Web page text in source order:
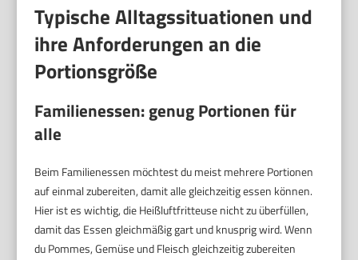
Typische Alltagssituationen und
ihre Anforderungen an die
Portionsgröße
Familienessen: genug Portionen für
alle
Beim Familienessen möchtest du meist mehrere Portionen
auf einmal zubereiten, damit alle gleichzeitig essen können.
Hier ist es wichtig, die Heißluftfritteuse nicht zu überfüllen,
damit das Essen gleichmäßig gart und knusprig wird. Wenn
du Pommes, Gemüse und Fleisch gleichzeitig zubereiten